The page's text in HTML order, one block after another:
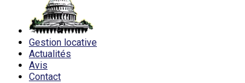
Gestion locative
Actualités
Avis
Contact